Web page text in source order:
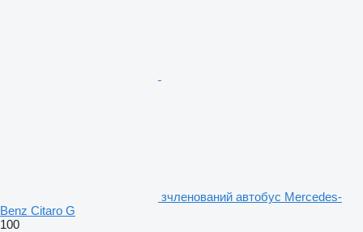
зчленований автобус Mercedes-
Benz Citaro G
100